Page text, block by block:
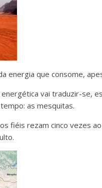
energia que consome,
vai traduzir-se,
as mesquitas.
fiéis rezam cinco vezes